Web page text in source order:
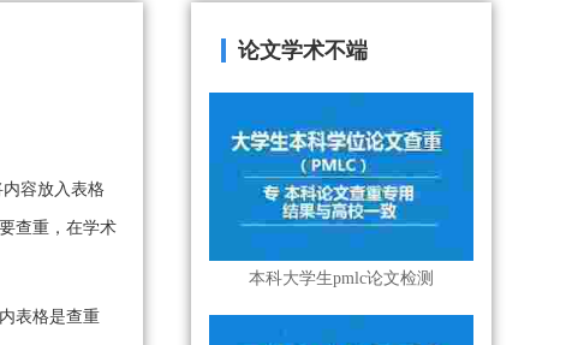
容放入表格
查重，在学术
表格是查重
论文学术不端
本科大学生pmlc论文检测